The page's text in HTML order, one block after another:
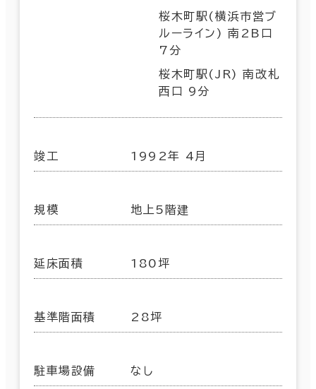
桜木町駅(横浜市営ブ
ルーライン) 南2B口
7分
桜木町駅(JR) 南改札
西口 9分
竣工 1992年 4月
規模 地上5階建
延床面積 180坪
基準階面積 28坪
駐車場設備 なし